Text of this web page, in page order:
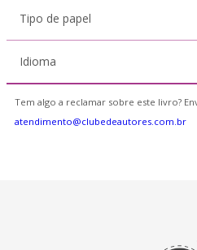
Tipo de papel
Idioma
Tem algo a reclamar sobre este livro?
atendimento@clubedeautores.com.br